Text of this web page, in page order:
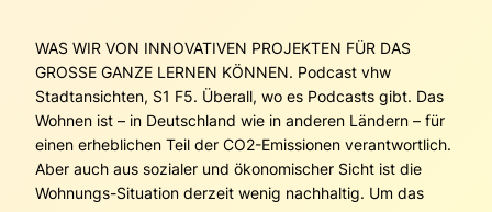
WAS WIR VON INNOVATIVEN PROJEKTEN FÜR DAS
GROSSE GANZE LERNEN KÖNNEN. Podcast vhw
Stadtansichten, S1 F5. Überall, wo es Podcasts gibt. Das
Wohnen ist – in Deutschland wie in anderen Ländern – für
einen erheblichen Teil der CO2-Emissionen verantwortlich.
Aber auch aus sozialer und ökonomischer Sicht ist die
Wohnungs-Situation derzeit wenig nachhaltig. Um das